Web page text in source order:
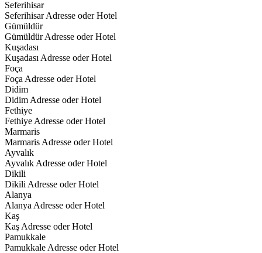
Seferihisar
Seferihisar Adresse oder Hotel
Gümüldür
Gümüldür Adresse oder Hotel
Kuşadası
Kuşadası Adresse oder Hotel
Foça
Foça Adresse oder Hotel
Didim
Didim Adresse oder Hotel
Fethiye
Fethiye Adresse oder Hotel
Marmaris
Marmaris Adresse oder Hotel
Ayvalık
Ayvalık Adresse oder Hotel
Dikili
Dikili Adresse oder Hotel
Alanya
Alanya Adresse oder Hotel
Kaş
Kaş Adresse oder Hotel
Pamukkale
Pamukkale Adresse oder Hotel